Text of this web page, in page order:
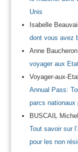
Unis
Isabelle
dont vous avez
Anne Baucheron
voyager aux
Voyager-aux-
Annual Pass:
parcs nationaux
BUSCAIL Michel
Tout savoir sur
pour les non